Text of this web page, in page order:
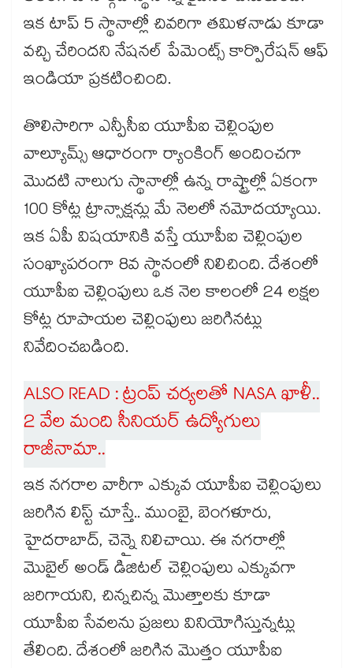
ఇక టాప్ 5 స్థానాల్లో చివరిగా తమిళనాడు కూడా
వచ్చి చేరిందని నేషనల్ పేమెంట్స్ కార్పొరేషన్ ఆఫ్
ఇండియా ప్రకటించింది.
తొలిసారిగా ఎన్పీసీఐ యూపీఐ చెల్లింపుల
వాల్యూమ్స్ ఆధారంగా ర్యాంకింగ్ అందించగా
మెుదటి నాలుగు స్థానాల్లో ఉన్న రాష్ట్రాల్లో ఏకంగా
100 కోట్ల ట్రాన్సాక్షన్లు మే నెలలో నమోదయ్యాయి.
ఇక ఏపీ విషయానికి వస్తే యూపీఐ చెల్లింపుల
సంఖ్యాపరంగా 8వ స్థానంలో నిలిచింది. దేశంలో
యూపీఐ చెల్లింపులు ఒక నెల కాలంలో 24 లక్షల
కోట్ల రూపాయల చెల్లింపులు జరిగినట్లు
నివేదించబడింది.
ALSO READ : ట్రంప్ చర్యలతో NASA ఖాళీ..
2 వేల మంది సీనియర్ ఉద్యోగులు
రాజీనామా..
ఇక నగరాల వారీగా ఎక్కువ యూపీఐ చెల్లింపులు
జరిగిన లిస్ట్ చూస్తే.. ముంబై, బెంగళూరు,
హైదరాబాద్, చెన్నై నిలిచాయి. ఈ నగరాల్లో
మెుబైల్ అండ్ డిజిటల్ చెల్లింపులు ఎక్కువగా
జరిగాయని, చిన్నచిన్న మెుత్తాలకు కూడా
యూపీఐ సేవలను ప్రజలు వినియోగిస్తున్నట్లు
తేలింది. దేశంలో జరిగిన మెుత్తం యూపీఐ